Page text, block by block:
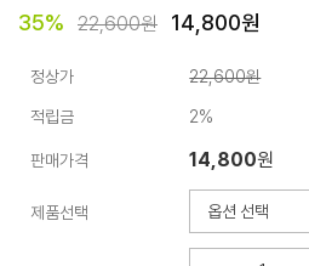
35% 22,600원 14,800원
정상가 22,600원
적립금 2%
판매가격 14,800원
제품선택